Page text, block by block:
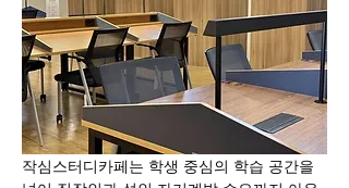
작심스터디카페는 학생 중심의 학습 공간을